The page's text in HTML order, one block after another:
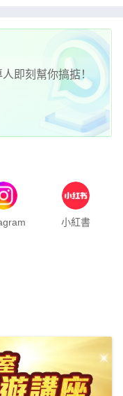
即刻幫你搞掂！
小紅書